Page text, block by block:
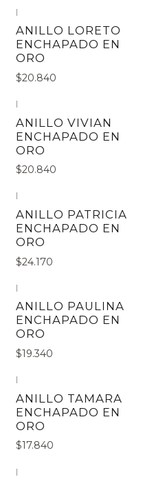
|
ANILLO LORETO
ENCHAPADO EN
ORO
$20.840
|
ANILLO VIVIAN
ENCHAPADO EN
ORO
$20.840
|
ANILLO PATRICIA
ENCHAPADO EN
ORO
$24.170
|
ANILLO PAULINA
ENCHAPADO EN
ORO
$19.340
|
ANILLO TAMARA
ENCHAPADO EN
ORO
$17.840
|